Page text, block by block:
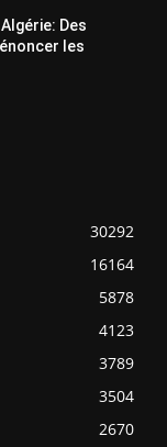
Des
les
30292
16164
5878
4123
3789
3504
2670